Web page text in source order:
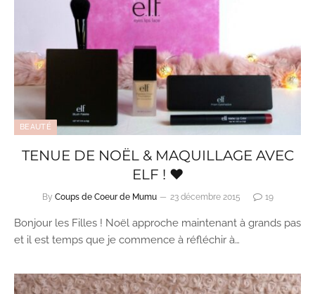
BEAUTÉ
TENUE DE NOËL & MAQUILLAGE AVEC
ELF ! ♥
By Coups de Coeur de Mumu 23 décembre 2015 19
Bonjour les Filles ! Noël approche maintenant à grands pas
et il est temps que je commence à réfléchir à…